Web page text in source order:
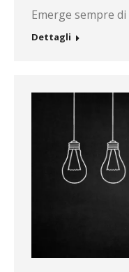
Emerge sempre
Dettagli